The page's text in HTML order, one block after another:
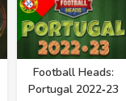
Football Heads:
Portugal 2022‑23